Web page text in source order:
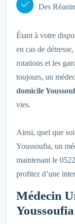
Des
Étant à votre
en cas de
rotations et les
toujours, un
domicile
vies.
Ainsi, quel que
Youssoufia, un
maintenant le
profitez d’une
Médecin
Youssoufia